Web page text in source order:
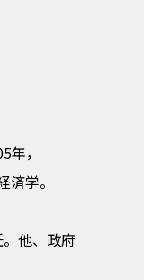
，
学。
他、政府